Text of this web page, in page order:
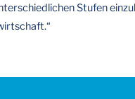
Stufen